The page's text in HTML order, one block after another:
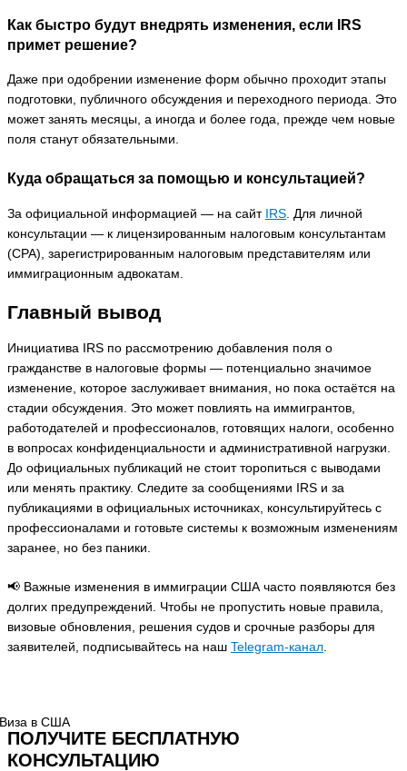
Как быстро будут внедрять изменения, если IRS
примет решение?
Даже при одобрении изменение форм обычно проходит этапы
подготовки, публичного обсуждения и переходного периода. Это
может занять месяцы, а иногда и более года, прежде чем новые
поля станут обязательными.
Куда обращаться за помощью и консультацией?
За официальной информацией — на сайт IRS . Для личной
консультации — к лицензированным налоговым консультантам
(CPA), зарегистрированным налоговым представителям или
иммиграционным адвокатам.
Главный вывод
Инициатива IRS по рассмотрению добавления поля о
гражданстве в налоговые формы — потенциально значимое
изменение, которое заслуживает внимания, но пока остаётся на
стадии обсуждения. Это может повлиять на иммигрантов,
работодателей и профессионалов, готовящих налоги, особенно
в вопросах конфиденциальности и административной нагрузки.
До официальных публикаций не стоит торопиться с выводами
или менять практику. Следите за сообщениями IRS и за
публикациями в официальных источниках, консультируйтесь с
профессионалами и готовьте системы к возможным изменениям
заранее, но без паники.
📢 Важные изменения в иммиграции США часто появляются без
долгих предупреждений. Чтобы не пропустить новые правила,
визовые обновления, решения судов и срочные разборы для
заявителей, подписывайтесь на наш Telegram-канал
ПОЛУЧИТЕ БЕСПЛАТНУЮ
КОНСУЛЬТАЦИЮ